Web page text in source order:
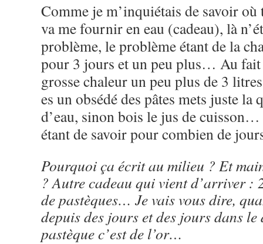
Comme je m’inquiétais de savoir
va me fournir en eau (cadeau), là
problème, le problème étant de la
pour 3 jours et un peu plus… Au fait
grosse chaleur un peu plus de 3
es un obsédé des pâtes mets juste la
d’eau, sinon bois le jus de
étant de savoir pour combien de
Pourquoi ça écrit au milieu ? Et
? Autre cadeau qui vient d’arriver :
de pastèques… Je vais vous dire,
depuis des jours et des jours dans le
pastèque c’est de l’or…